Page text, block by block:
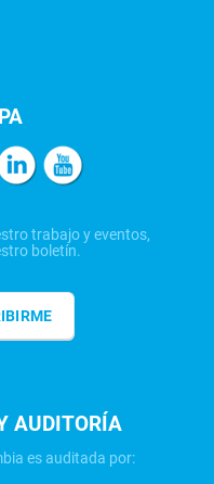
trabajo y eventos,
boletín.
AUDITORÍA
es auditada por: